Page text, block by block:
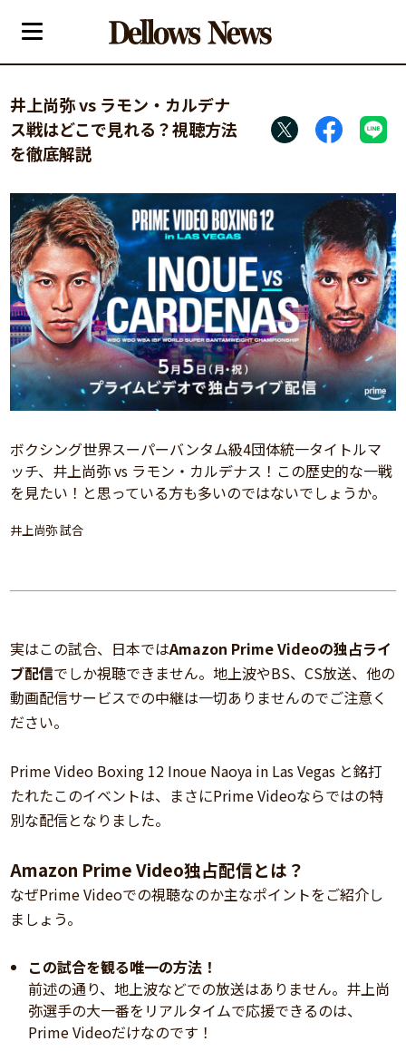
井上尚弥 vs ラモン・カルデナ
ス戦はどこで見れる？視聴方法
を徹底解説
ボクシング世界スーパーバンタム級4団体統一タイトルマ
ッチ、井上尚弥 vs ラモン・カルデナス！この歴史的な一戦
を見たい！と思っている方も多いのではないでしょうか。
井上尚弥 試合
実はこの試合、日本ではAmazon Prime Videoの独占ライ
ブ配信でしか視聴できません。地上波やBS、CS放送、他の
動画配信サービスでの中継は一切ありませんのでご注意く
ださい。
Prime Video Boxing 12 Inoue Naoya in Las Vegas と銘打
たれたこのイベントは、まさにPrime Videoならではの特
別な配信となりました。
Amazon Prime Video独占配信とは？
なぜPrime Videoでの視聴なのか主なポイントをご紹介し
ましょう。
この試合を観る唯一の方法！
前述の通り、地上波などでの放送はありません。井上尚
弥選手の大一番をリアルタイムで応援できるのは、
Prime Videoだけなのです！